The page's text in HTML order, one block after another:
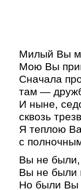
Милый Вы
Мою Вы
Сначала
там —
И ныне,
сквозь
Я теплою
с
Вы не
Вы не были
Но были Вы